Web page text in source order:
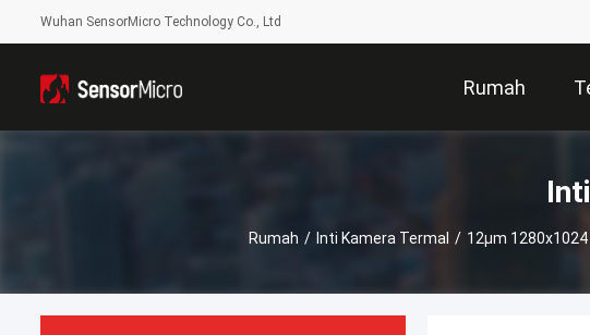
Wuhan SensorMicro Technology Co., Ltd
Rumah
Rumah / Inti Kamera Termal / 12μm